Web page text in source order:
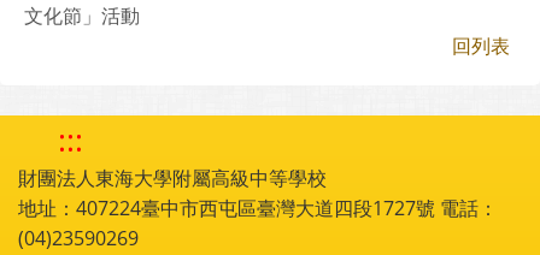
文化節」活動
回列表
:::
財團法人東海大學附屬高級中等學校
地址：407224臺中市西屯區臺灣大道四段1727號 電話：
(04)23590269